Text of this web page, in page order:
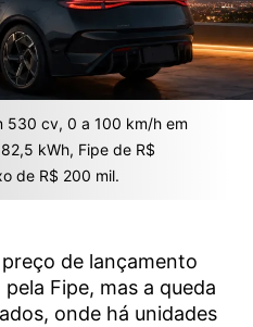
530 cv, 0 a 100 km/h em
kWh, Fipe de R$
de R$ 200 mil.
de lançamento
pela Fipe, mas a queda
onde há unidades